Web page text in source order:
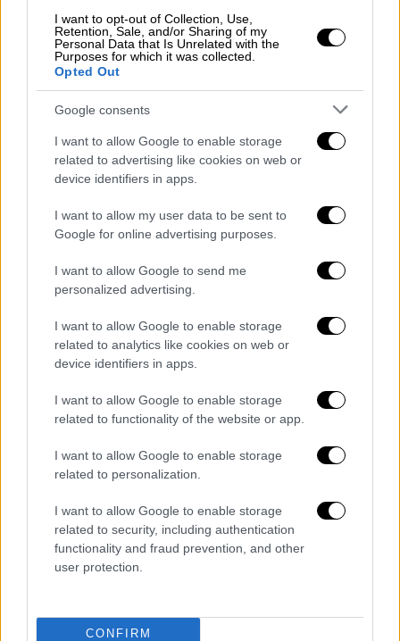
I want to opt-out of Collection, Use,
Retention, Sale, and/or Sharing of my
Personal Data that Is Unrelated with the
Purposes for which it was collected.
Opted Out
Google consents
I want to allow Google to enable storage
related to advertising like cookies on web or
device identifiers in apps.
I want to allow my user data to be sent to
Google for online advertising purposes.
I want to allow Google to send me
personalized advertising.
I want to allow Google to enable storage
related to analytics like cookies on web or
device identifiers in apps.
I want to allow Google to enable storage
related to functionality of the website or app.
I want to allow Google to enable storage
related to personalization.
I want to allow Google to enable storage
related to security, including authentication
functionality and fraud prevention, and other
user protection.
CONFIRM
Η προπώλησηξεκίνησε από νωρίς με
προβλήματα, καθώς από το φόρτο των
επισκεπτών η πλατφόρμα πώλησης
εισιτήριων «έπεσε», ενώ όταν επανήλθε η
αναμονή για την αγορά ενός εισιτηρίου
έφτανε τις 16 ώρες.
Σήμερα, η πλατφόρμα ανακοίνωσε ότι
συναυλία είναι πλέον sold out, καθώς και οι
θέσεις των καθήμενων αλλά και εκείνες των
όρθιων έχουν εξαντληθεί μέσα σε ελάχιστες
ώρες.
Άννα Βίσση
Όπως είναι επόμενο, το Καλλιμάρμαρο
Στάδιο θα γεμίσει από κόσμο εκείνο το
βράδυ, ενώάγνωστο παραμένει ακόμη αν θα
ανακοινωθεί και δεύτερη συναυλία
εισητηρίων.